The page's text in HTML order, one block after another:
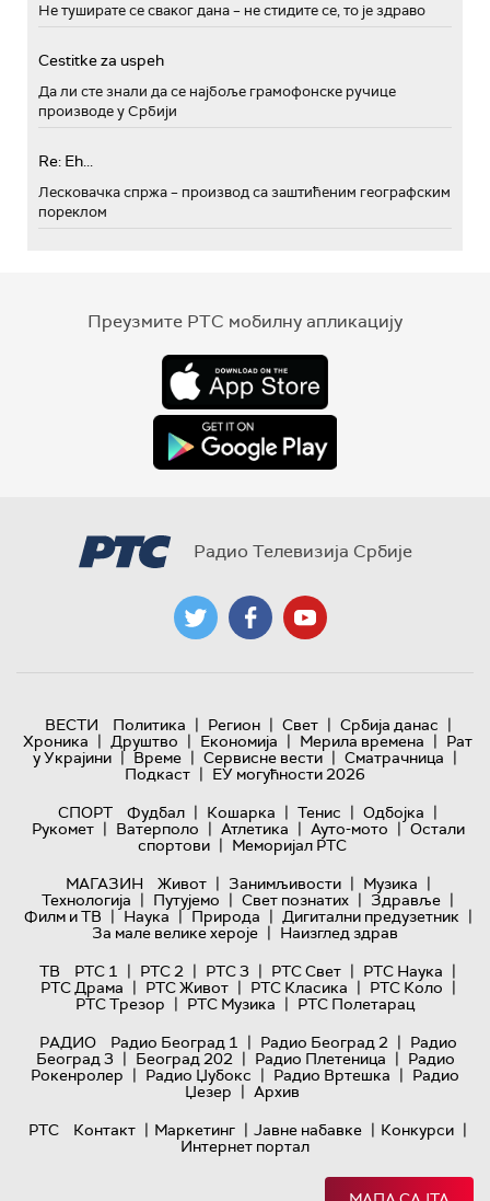
Не туширате се сваког дана – не стидите се, то је здраво
Cestitke za uspeh
Да ли сте знали да се најбоље грамофонске ручице
производе у Србији
Re: Eh...
Лесковачка спржа – производ са заштићеним географским
пореклом
Преузмите РТС мобилну апликацију
Радио Телевизија Србије
ВЕСТИ Политика | Регион | Свет | Србија данас |
Хроника | Друштво | Економија | Мерила времена | Рат
у Украјини | Време | Сервисне вести | Сматрачница |
Подкаст | ЕУ могућности 2026
СПОРТ
Фудбал | Кошарка | Тенис | Одбојка |
Рукомет | Ватерполо | Атлетика | Ауто-мото | Остали
спортови | Меморијал РТС
МАГАЗИН
Живот | Занимљивости | Музика |
Технологијa | Путујемо | Свет познатих | Здравље |
Филм и ТВ | Наука | Природа | Дигитални предузетник |
За мале велике хероје | Наизглед здрав
ТВ
РТС 1 | РТС 2 | РТС 3 | РТС Свет | РТС Наука |
РТС Драма | РТС Живот | РТС Класика | РТС Коло |
РТС Трезор | РТС Музика | РТС Полетарац
РАДИО
Радио Београд 1 | Радио Београд 2 | Радио
Београд 3 | Београд 202 | Радио Плетеница | Радио
Рокенролер | Радио Џубокс | Радио Вртешка | Радио
Џезер | Архив
РТС
Контакт | Маркетинг | Јавне набавке | Конкурси |
Интернет портал